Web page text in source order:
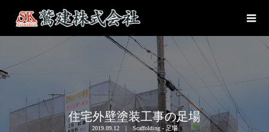
住宅外壁塗装工事の足場
2019.09.12 Scaffolding - 足場